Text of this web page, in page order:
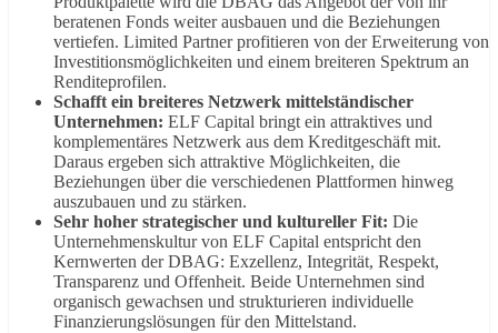
beratenen Fonds weiter ausbauen und die Beziehungen
vertiefen. Limited Partner profitieren von der Erweiterung von
Investitionsmöglichkeiten und einem breiteren Spektrum an
Renditeprofilen.
Schafft ein breiteres Netzwerk mittelständischer
Unternehmen: ELF Capital bringt ein attraktives und
komplementäres Netzwerk aus dem Kreditgeschäft mit.
Daraus ergeben sich attraktive Möglichkeiten, die
Beziehungen über die verschiedenen Plattformen hinweg
auszubauen und zu stärken.
Sehr hoher strategischer und kultureller Fit: Die
Unternehmenskultur von ELF Capital entspricht den
Kernwerten der DBAG: Exzellenz, Integrität, Respekt,
Transparenz und Offenheit. Beide Unternehmen sind
organisch gewachsen und strukturieren individuelle
Finanzierungslösungen für den Mittelstand.